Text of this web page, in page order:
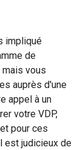
impliqué
de
vous
auprès d'une
appel à un
votre VDP,
pour ces
est judicieux de